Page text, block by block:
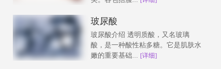
玻尿酸
玻尿酸介绍 透明质酸，又名玻璃
酸，是一种酸性粘多糖。它是肌肤水
嫩的重要基础... [详细]